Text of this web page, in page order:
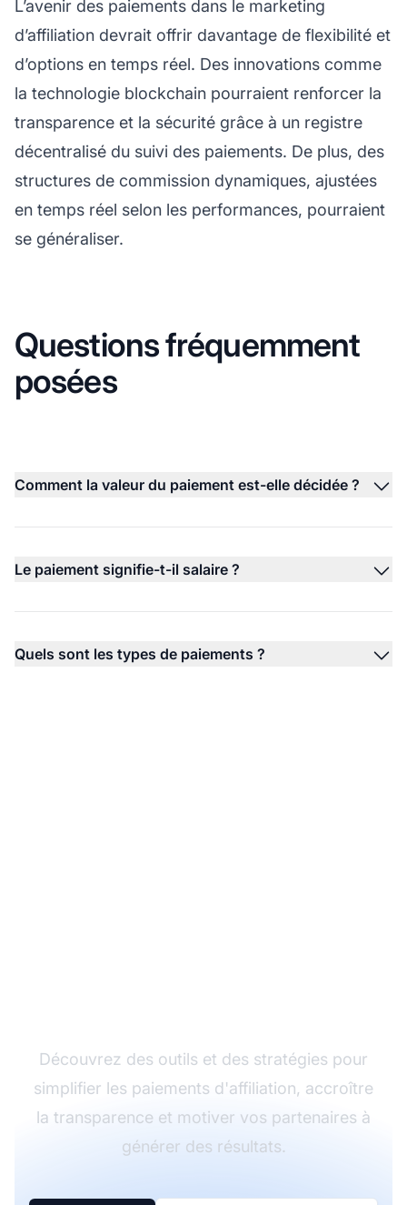
L’avenir des paiements dans le marketing
d’affiliation devrait offrir davantage de flexibilité et
d’options en temps réel. Des innovations comme
la technologie blockchain pourraient renforcer la
transparence et la sécurité grâce à un registre
décentralisé du suivi des paiements. De plus, des
structures de commission dynamiques, ajustées
en temps réel selon les performances, pourraient
se généraliser.
Questions fréquemment
posées
Comment la valeur du paiement est-elle décidée ?
Le paiement signifie-t-il salaire ?
Quels sont les types de paiements ?
Découvrez des outils et des stratégies pour
simplifier les paiements d'affiliation, accroître
la transparence et motiver vos partenaires à
générer des résultats.